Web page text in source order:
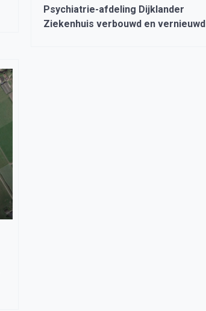
Psychiatrie-afdeling Dijklander
Ziekenhuis verbouwd en vernieuwd